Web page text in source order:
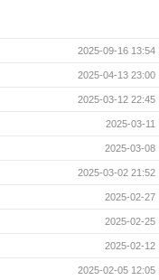
2025-09-16 13:54
2025-04-13 23:00
2025-03-12 22:45
2025-03-11
2025-03-08
2025-03-02 21:52
2025-02-27
2025-02-25
2025-02-12
2025-02-05 12:05